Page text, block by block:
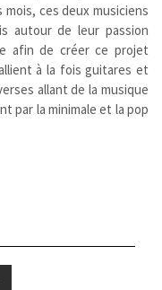
mois, ces deux musiciens
autour de leur passion
afin de créer ce projet
à la fois guitares et
allant de la musique
par la minimale et la pop